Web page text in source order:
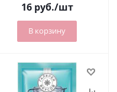
16руб./шт
В корзину